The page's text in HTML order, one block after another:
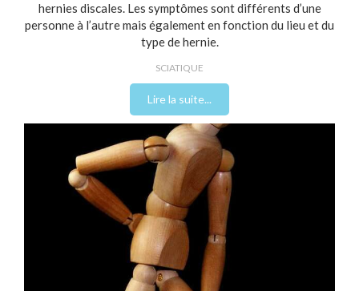
hernies discales. Les symptômes sont différents d’une
personne à l’autre mais également en fonction du lieu et du
type de hernie.
SCIATIQUE
Lire la suite...